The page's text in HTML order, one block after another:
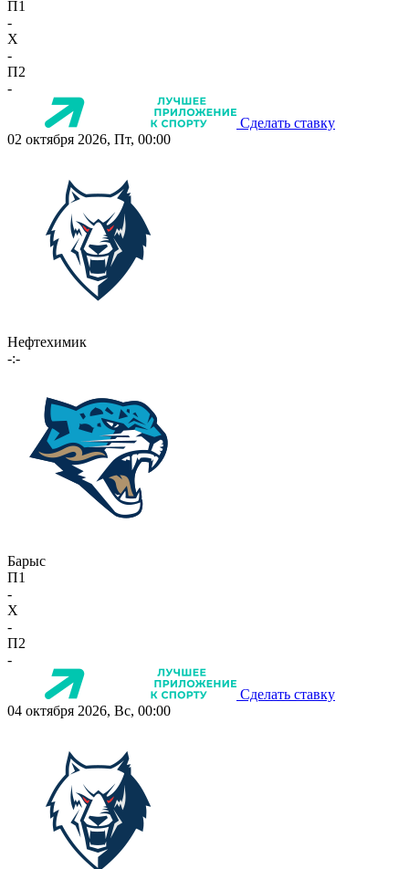
П1
-
X
-
П2
-
Сделать ставку
02 октября 2026, Пт, 00:00
Нефтехимик
-:-
Барыс
П1
-
X
-
П2
-
Сделать ставку
04 октября 2026, Вс, 00:00